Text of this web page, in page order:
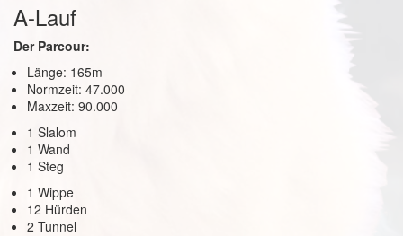
A-Lauf
Der Parcour:
Länge: 165m
Normzeit: 47.000
Maxzeit: 90.000
1 Slalom
1 Wand
1 Steg
1 Wippe
12 Hürden
2 Tunnel